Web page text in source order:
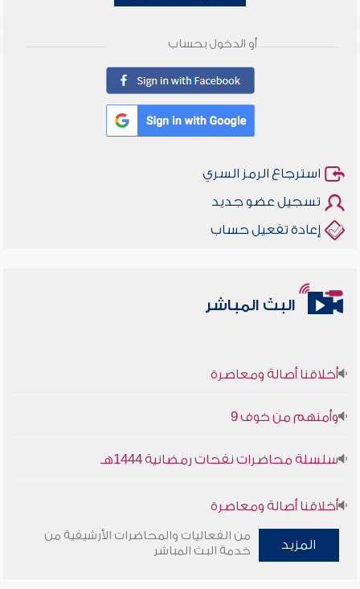
أو الدخول بحساب
استرجاع الرمز السري
تسجيل عضو جديد
إعادة تفعيل حساب
البث المباشر
أخلاقنا أصالة ومعاصرة
وأمنهم من خوف 9
سلسلة محاضرات نفحات رمضانية 1444هـ
أخلاقنا أصالة ومعاصرة
وأمنهم من خوف 9
المزيد
من الفعاليات والمحاضرات الأرشيفية من
خدمة البث المباشر